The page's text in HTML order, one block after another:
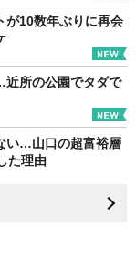
10数年ぶりに再会
所の公園でタダで
い…山口の超富裕層
た理由